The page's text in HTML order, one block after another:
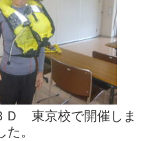
東京校で開催しま
た。